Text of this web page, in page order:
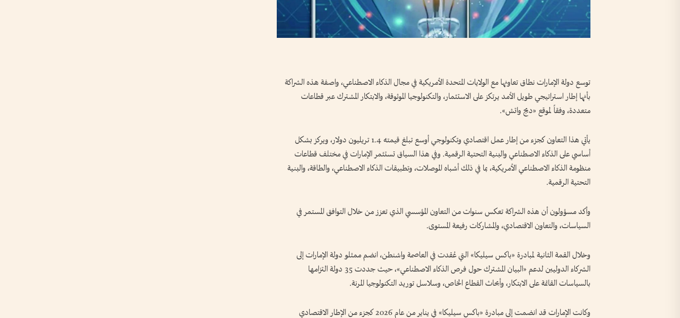
توسع دولة الإمارات نطاق تعاونها مع الولايات المتحدة الأمريكية في مجال الذكاء الاصطناعي، واصفة هذه الشراكة
بأنها إطار استراتيجي طويل الأمد يرتكز على الاستثمار، والتكنولوجيا الموثوقة، والابتكار المشترك عبر قطاعات
متعددة، وفقاً لموقع «ديج واتش».
يأتي هذا التعاون كجزء من إطار عمل اقتصادي وتكنولوجي أوسع تبلغ قيمته 1.4 تريليون دولار، ويركز بشكل
أساسي على الذكاء الاصطناعي والبنية التحتية الرقمية. وفي هذا السياق تستثمر الإمارات في مختلف قطاعات
منظومة الذكاء الاصطناعي الأمريكية، بما في ذلك أشباه الموصلات، وتطبيقات الذكاء الاصطناعي، والطاقة، والبنية
التحتية الرقمية.
وأكد مسؤولون أن هذه الشراكة تعكس سنوات من التعاون المؤسسي الذي تعزز من خلال التوافق المستمر في
السياسات، والتعاون الاقتصادي، والمشاركات رفيعة المستوى.
وخلال القمة الثانية لمبادرة «باكس سيليكا» التي عُقدت في العاصمة واشنطن، انضم ممثلو دولة الإمارات إلى
الشركاء الدوليين لدعم «البيان المشترك حول فرص الذكاء الاصطناعي»، حيث جددت 35 دولة التزامها
بالسياسات القائمة على الابتكار، وأبحاث القطاع الخاص، وسلاسل توريد التكنولوجيا المرنة.
وكانت الإمارات قد انضمت إلى مبادرة «باكس سيليكا» في يناير من عام 2026 كجزء من الإطار الاقتصادي